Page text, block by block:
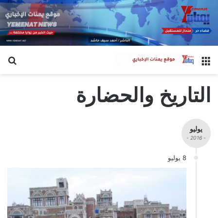
القائمة
التاريخ والحضارة
يوليو
- 2016 -
8 يوليو